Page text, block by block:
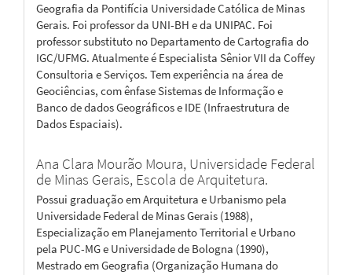
Geografia da Pontifícia Universidade Católica de Minas
Gerais. Foi professor da UNI-BH e da UNIPAC. Foi
professor substituto no Departamento de Cartografia do
IGC/UFMG. Atualmente é Especialista Sênior VII da Coffey
Consultoria e Serviços. Tem experiência na área de
Geociências, com ênfase Sistemas de Informação e
Banco de dados Geográficos e IDE (Infraestrutura de
Dados Espaciais).
Ana Clara Mourão Moura, Universidade Federal
de Minas Gerais, Escola de Arquitetura.
Possui graduação em Arquitetura e Urbanismo pela
Universidade Federal de Minas Gerais (1988),
Especialização em Planejamento Territorial e Urbano
pela PUC-MG e Universidade de Bologna (1990),
Mestrado em Geografia (Organização Humana do